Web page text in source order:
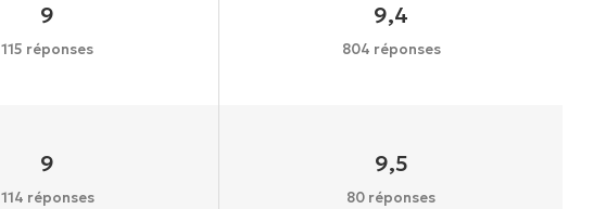
9
115 réponses
9,4
804 réponses
9
114 réponses
9,5
80 réponses